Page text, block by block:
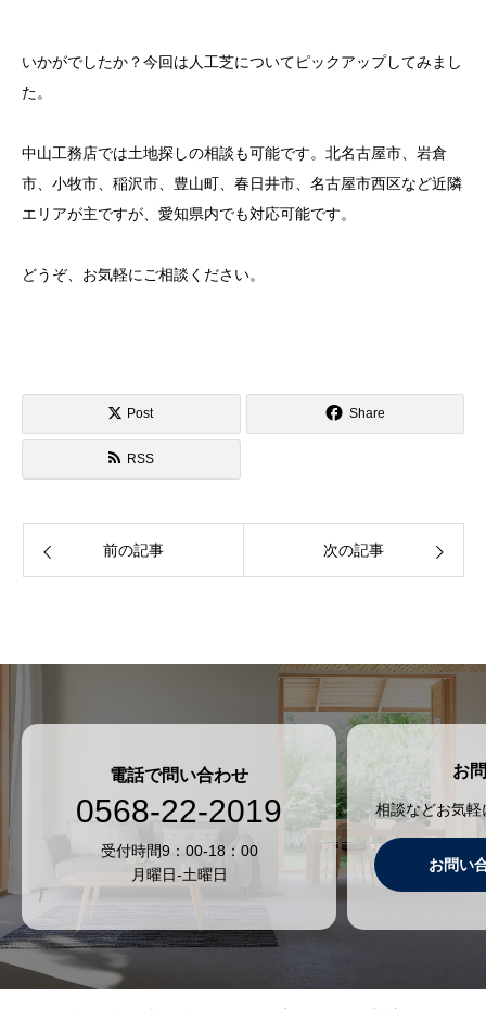
いかがでしたか？今回は人工芝についてピックアップしてみまし
た。
中山工務店では土地探しの相談も可能です。北名古屋市、岩倉
市、小牧市、稲沢市、豊山町、春日井市、名古屋市西区など近隣
エリアが主ですが、愛知県内でも対応可能です。
どうぞ、お気軽にご相談ください。
Post Share
RSS
前の記事 次の記事
電話で問い合わせ
0568-22-2019
受付時間9：00-18：00
月曜日-土曜日
お
相談などお気
お問い